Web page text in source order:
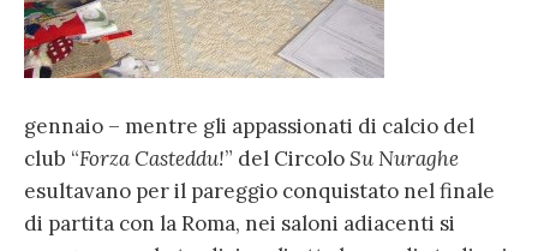
gennaio – mentre gli appassionati di calcio del
club “Forza Casteddu!” del CircoloSu Nuraghe
esultavano per il pareggio conquistato nel finale
di partita con la Roma, nei saloni adiacenti si